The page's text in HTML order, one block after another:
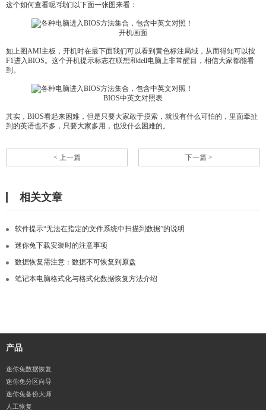
这个如何查看呢?我们以下面一张图来看：
开机画面
如上图AMI主板，开机时在最下面我们可以看到黄色标注局域，从而得知可以按
F1进入BIOS。这个开机提示标志在联想和dell电脑上非常醒目，相信大家都能看
到。
BIOS中英文对照表
其实，BIOS看起来困难，但是只要大家敢于摸索，就没有什么可怕的，里面牵扯
到的英语也不多，只要大家多用，也没什么困难的。
< 上一篇 下一篇 >
相关文章
软件提示“无法在指定的文件系统中扫描到数据”的说明
迷你兔下载安装时的注意事项
数据恢复需注意：数据不可恢复到原盘
笔记本电脑格式化与格式化数据恢复方法介绍
产品
迷你兔数据恢复
迷你兔分区向导
迷你兔备份大师
人工恢复